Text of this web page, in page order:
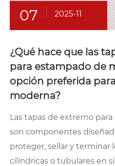
07 2025-11
¿Qué hace que las
para estampado de
opción preferida
moderna?
Las tapas de extremo
son componentes
proteger, sellar y terminar
cilíndricas o tubulares en